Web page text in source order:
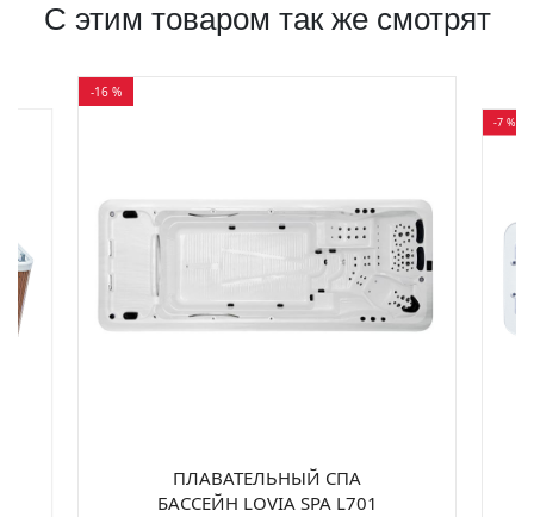
С этим товаром так же смотрят
-16 %
ПЛАВАТЕЛЬНЫЙ СПА
БАССЕЙН LOVIA SPA L701
-7 %